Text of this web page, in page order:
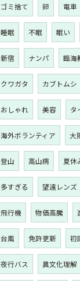
ゴミ捨て 卵 電車
睡眠 不眠 眠い
新宿 ナンパ 臨海
クワガタ カブトムシ
おしゃれ 美容 タ
海外ボランティア 大
登山 高山病 夏休
多すぎる 望遠レンズ
飛行機 物価高騰
台風 免許更新 初
夜行バス 異文化理解